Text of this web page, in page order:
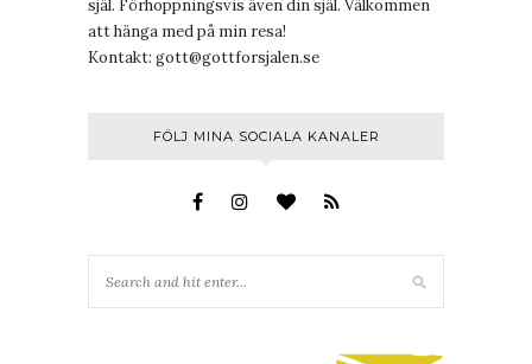
själ. Förhoppningsvis även din själ. Välkommen
att hänga med på min resa!
Kontakt: gott@gottforsjalen.se
FÖLJ MINA SOCIALA KANALER